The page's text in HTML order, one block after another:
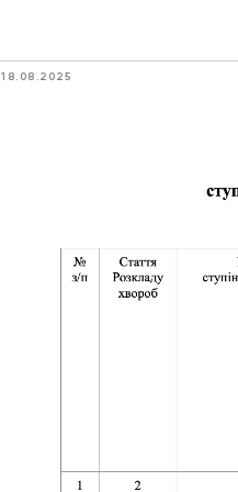
Наказ
18.08.2025